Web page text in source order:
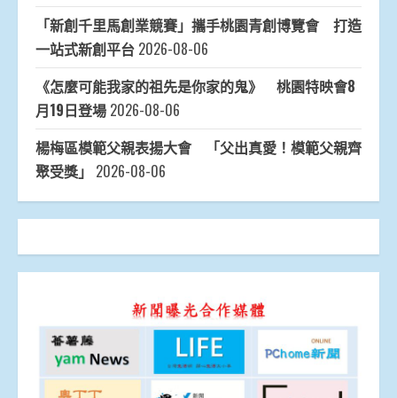
「新創千里馬創業競賽」攜手桃園青創博覽會 打造
一站式新創平台 2026-08-06
《怎麼可能我家的祖先是你家的鬼》 桃園特映會8
月19日登場 2026-08-06
楊梅區模範父親表揚大會 「父出真愛！模範父親齊
聚受獎」 2026-08-06